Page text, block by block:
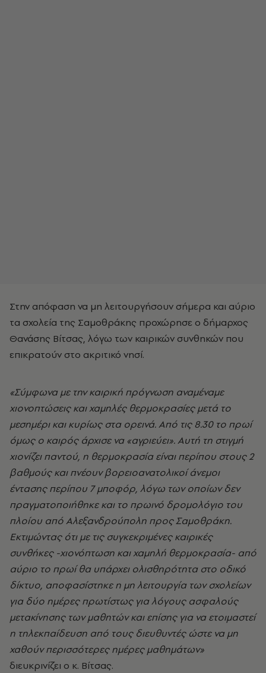
Στην απόφαση να μη λειτουργήσουν σήμερα και αύριο
τα σχολεία της Σαμοθράκης προχώρησε ο δήμαρχος
Θανάσης Βίτσας, λόγω των καιρικών συνθηκών που
επικρατούν στο ακριτικό νησί.
«Σύμφωνα με την καιρική πρόγνωση αναμέναμε
χιονοπτώσεις και χαμηλές θερμοκρασίες μετά το
μεσημέρι και κυρίως στα ορεινά. Από τις 8.30 το πρωί
όμως ο καιρός άρχισε να «αγριεύει». Αυτή τη στιγμή
χιονίζει παντού, η θερμοκρασία είναι περίπου στους 2
βαθμούς και πνέουν βορειοανατολικοί άνεμοι
έντασης περίπου 7 μποφόρ, λόγω των οποίων δεν
πραγματοποιήθηκε και το πρωινό δρομολόγιο του
πλοίου από Αλεξανδρούπολη προς Σαμοθράκη.
Εκτιμώντας ότι με τις συγκεκριμένες καιρικές
συνθήκες -χιονόπτωση και χαμηλή θερμοκρασία- από
αύριο το πρωί θα υπάρχει ολισθηρότητα στο οδικό
δίκτυο, αποφασίστηκε η μη λειτουργία των σχολείων
για δύο ημέρες πρωτίστως για λόγους ασφαλούς
μετακίνησης των μαθητών και επίσης για να ετοιμαστεί
η τηλεκπαίδευση από τους διευθυντές ώστε να μη
χαθούν περισσότερες ημέρες μαθημάτων»
διευκρινίζει ο κ. Βίτσας.